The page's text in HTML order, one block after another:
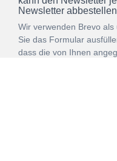
Newsletter
Wir verwenden Brevo
Sie das Formular
dass die von Ihnen